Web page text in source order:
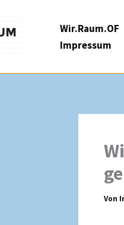
Wir.Raum.OF
Impressum
Von